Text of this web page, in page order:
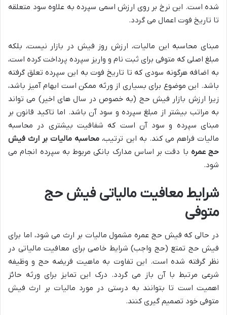
شده است. این نرخ بر روی ارزش اسمی سپرده به علاوه سود متعلقه
تا تاریخ فوت اعمال می گردد.
مبنای محاسبه این مالیات، ارزش روز فیش در بازار نیست، بلکه
مبلغ اصلی که متوفی برای ثبت نام و واریز سپرده پرداخت کرده است،
به اضافه هرگونه سودی که تا تاریخ فوت به این سپرده تعلق گرفته
باشد. این موضوع برای بسیاری از ورثه ممکن است ابهام آمیز باشد،
زیرا ارزش بازار فیش حج (به خصوص در سال های اخیر) می تواند
به مراتب بیشتر از مبلغ سپرده و سود آن باشد. اما تاکید قانون بر
مبنای سپرده و سود آن است که شفافیت بیشتری در محاسبه
مالیات فراهم می کند. به این ترتیب، محاسبه مالیات بر ارث فیش
حج عمره با دقت بر اساس مدارک بانکی مربوط به سپرده انجام می
شود.
شرایط معافیت مالیاتی فیش حج
متوفی
در حالی که فیش حج عمره مشمول مالیات بر ارث می شود، اما برای
فیش حج تمتع (حج واجب) شرایط خاصی برای معافیت مالیاتی در
نظر گرفته شده است. این تفاوت به ماهیت فریضه حج و وظیفه
شرعی مرتبط با آن باز می گردد. درک این تمایز برای ورثه حائز
اهمیت است تا بتوانند به درستی در مورد مالیات بر ارث فیش
متوفی خود تصمیم گیری کنند.